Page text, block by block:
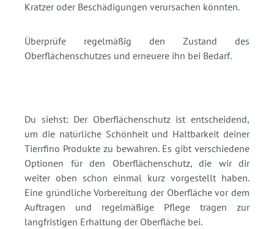
Kratzer oder Beschädigungen verursachen könnten.
Überprüfe regelmäßig den Zustand des
Oberflächenschutzes und erneuere ihn bei Bedarf.
Du siehst: Der Oberflächenschutz ist entscheidend,
um die natürliche Schönheit und Haltbarkeit deiner
Tierrfino Produkte zu bewahren. Es gibt verschiedene
Optionen für den Oberflächenschutz, die wir dir
weiter oben schon einmal kurz vorgestellt haben.
Eine gründliche Vorbereitung der Oberfläche vor dem
Auftragen und regelmäßige Pflege tragen zur
langfristigen Erhaltung der Oberfläche bei.